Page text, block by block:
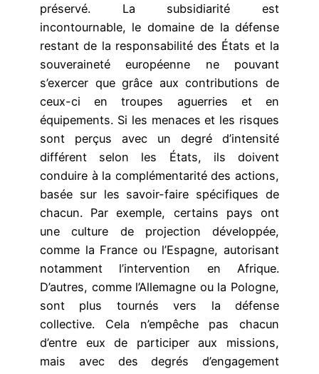
préservé. La subsidiarité est
incontournable, le domaine de la défense
restant de la responsabilité des États et la
souveraineté européenne ne pouvant
s’exercer que grâce aux contributions de
ceux-ci en troupes aguerries et en
équipements. Si les menaces et les risques
sont perçus avec un degré d’intensité
différent selon les États, ils doivent
conduire à la complémentarité des actions,
basée sur les savoir-faire spécifiques de
chacun. Par exemple, certains pays ont
une culture de projection développée,
comme la France ou l’Espagne, autorisant
notamment l’intervention en Afrique.
D’autres, comme l’Allemagne ou la Pologne,
sont plus tournés vers la défense
collective. Cela n’empêche pas chacun
d’entre eux de participer aux missions,
mais avec des degrés d’engagement